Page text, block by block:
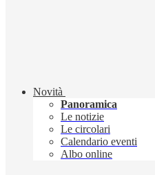
Novità
Panoramica
Le notizie
Le circolari
Calendario eventi
Albo online